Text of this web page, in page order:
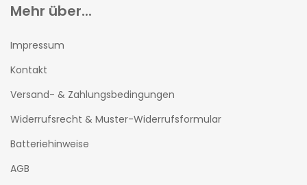
Mehr über...
Impressum
Kontakt
Versand- & Zahlungsbedingungen
Widerrufsrecht & Muster-Widerrufsformular
Batteriehinweise
AGB